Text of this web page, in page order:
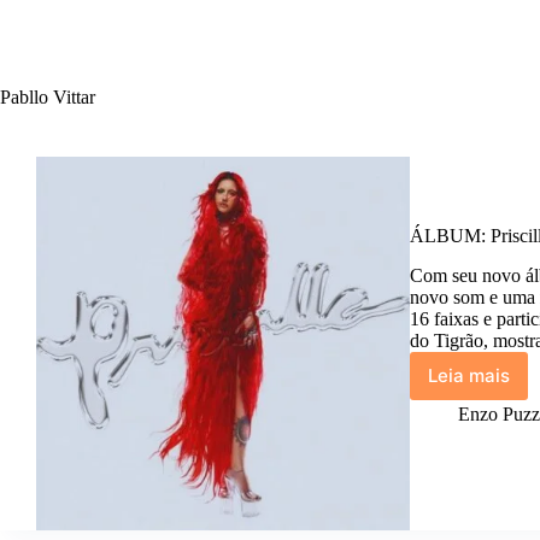
Pabllo Vittar
ÁLBUM:
Com seu novo
novo som e
16 faixas e
do Tigrão,
Leia mais
ÁLBUM:
Enzo